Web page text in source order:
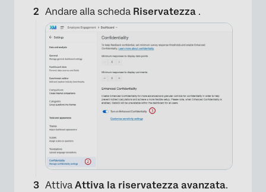
Andare alla scheda Riservatezza .
Attiva Attiva la riservatezza avanzata.